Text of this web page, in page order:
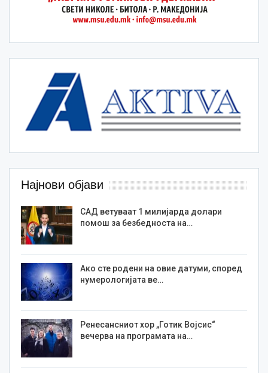
Најнови објави
САД ветуваат 1 милијарда долари
помош за безбедноста на…
Ако сте родени на овие датуми, според
нумерологијата ве…
Ренесансниот хор „Готик Војсис“
вечерва на програмата на…